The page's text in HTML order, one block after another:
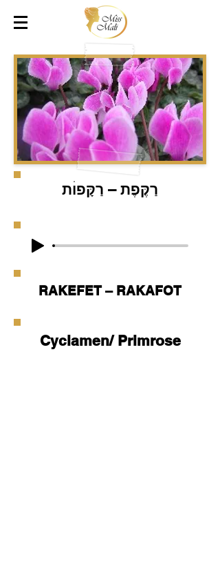
רַקֶּפֶת – רַקָּפוׄת
RAKEFET – RAKAFOT
Cyclamen/ Primrose